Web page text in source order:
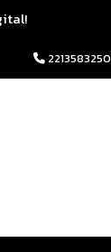
2213583250